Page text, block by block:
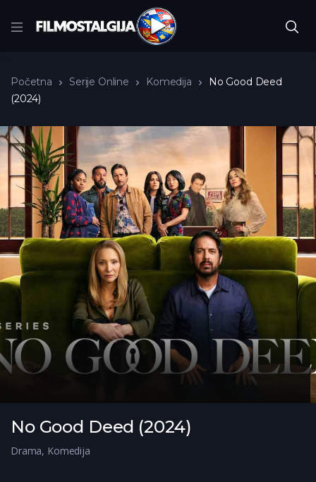
Početna Serije Online Komedija
No Good Deed
(2024)
No Good Deed (2024)
Drama, Komedija